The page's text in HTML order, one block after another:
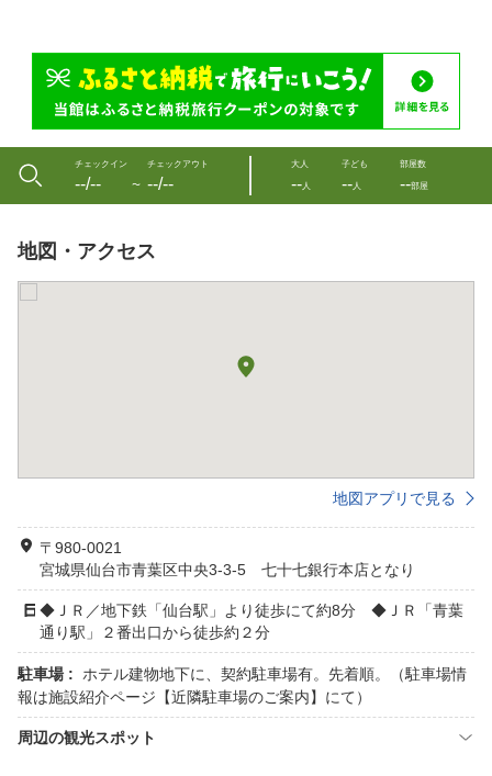
チェックイン
--/-- 〜
チェックアウト
--/--
大人
--人
子ども
--人
部屋数
--部屋
地図・アクセス
地図アプリで見る
〒980-0021
宮城県仙台市青葉区中央3-3-5 七十七銀行本店となり
◆ＪＲ／地下鉄「仙台駅」より徒歩にて約8分 ◆ＪＲ「青葉
通り駅」２番出口から徒歩約２分
駐車場 :
ホテル建物地下に、契約駐車場有。先着順。（駐車場情
報は施設紹介ページ【近隣駐車場のご案内】にて）
周辺の観光スポット